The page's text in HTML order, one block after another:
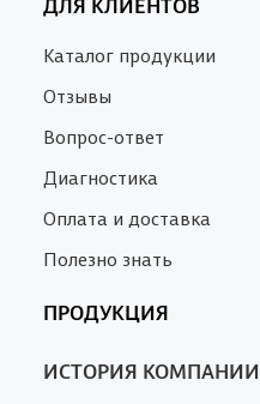
ДЛЯ КЛИЕНТОВ
Каталог продукции
Отзывы
Вопрос-ответ
Диагностика
Оплата и доставка
Полезно знать
ПРОДУКЦИЯ
Ферменкол
ИСТОРИЯ КОМПАНИИ